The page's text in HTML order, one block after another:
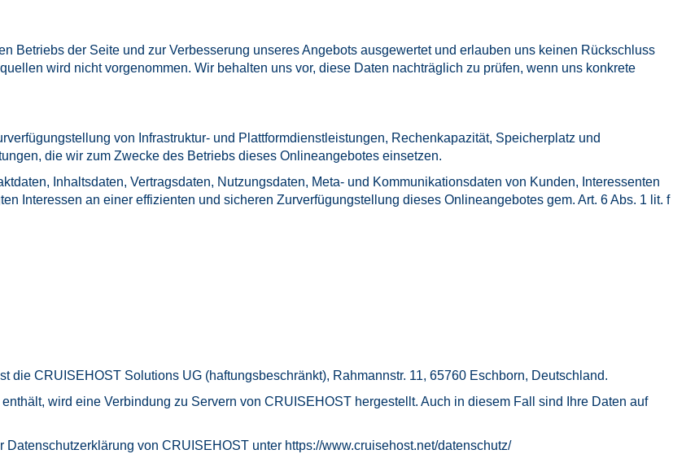
Betriebs der Seite und zur Verbesserung unseres Angebots ausgewertet und erlauben uns keinen Rückschluss
wird nicht vorgenommen. Wir behalten uns vor, diese Daten nachträglich zu prüfen, wenn uns konkrete
von Infrastruktur- und Plattformdienstleistungen, Rechenkapazität, Speicherplatz und
die wir zum Zwecke des Betriebs dieses Onlineangebotes einsetzen.
Inhaltsdaten, Vertragsdaten, Nutzungsdaten, Meta- und Kommunikationsdaten von Kunden, Interessenten
Interessen an einer effizienten und sicheren Zurverfügungstellung dieses Onlineangebotes gem. Art. 6 Abs. 1 lit. f
die CRUISEHOST Solutions UG (haftungsbeschränkt), Rahmannstr. 11, 65760 Eschborn, Deutschland.
wird eine Verbindung zu Servern von CRUISEHOST hergestellt. Auch in diesem Fall sind Ihre Daten auf
von CRUISEHOST unter https://www.cruisehost.net/datenschutz/